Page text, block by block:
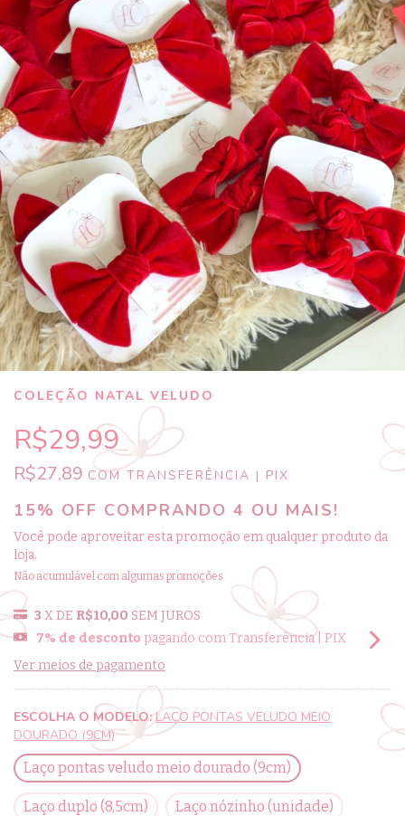
COLEÇÃO NATAL VELUDO
R$29,99
R$27,89 COM TRANSFERÊNCIA | PIX
15% OFF COMPRANDO 4 OU MAIS!
Você pode aproveitar esta promoção em qualquer produto da
loja.
Não acumulável com algumas promoções
3 X DE R$10,00 SEM JUROS
7% de desconto pagando com Transferência | PIX
Ver meios de pagamento
ESCOLHA O MODELO:LAÇO PONTAS VELUDO MEIO
DOURADO (9CM)
Laço pontas veludo meio dourado (9cm)
Laço duplo (8,5cm) Laço nózinho (unidade)